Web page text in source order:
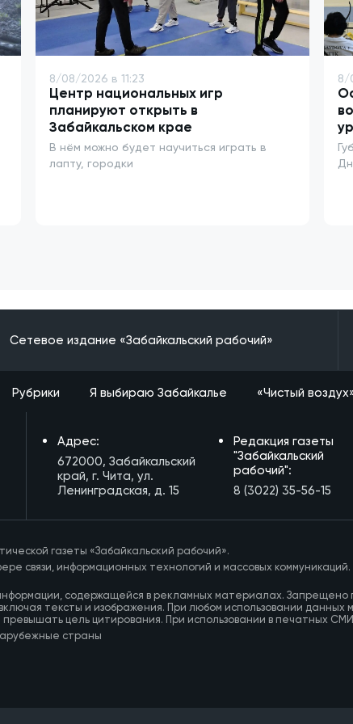
8/08/2026 в 11:23
Центр национальных игр
планируют открыть в
Забайкальском крае
В нём можно будет научиться играть в
лапту, городки
8/
Сетевое издание «Забайкальский рабочий»
Рубрики Я выбираю Забайкалье «Чистый
Адрес:
672000, Забайкальский
край, г. Чита, ул.
Ленинградская, д. 15
Редакция газеты
"Забайкальский
рабочий":
8 (3022) 35-56-15
газеты «Забайкальский рабочий».
связи, информационных технологий и массовых
содержащейся в рекламных материалах.
тексты и изображения. При любом использовании
цель цитирования. При использовании в печатных
страны